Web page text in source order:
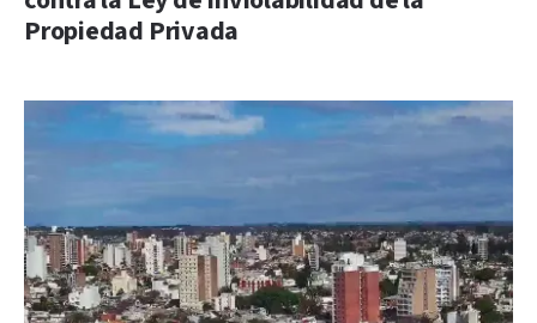
Propiedad Privada